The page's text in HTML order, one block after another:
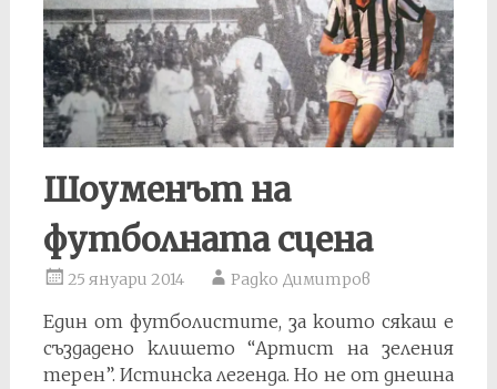
Шоуменът на
футболната сцена
25 януари 2014 Радко Димитров
Един от футболистите, за които сякаш е
създадено клишето “Артист на зеления
терен”. Истинска легенда. Но не от днешна